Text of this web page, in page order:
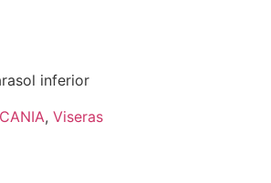
inferior
, Viseras